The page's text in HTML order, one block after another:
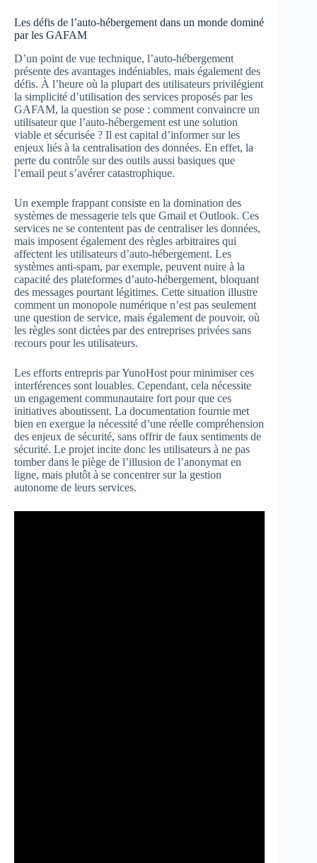
Les défis de l’auto-hébergement dans un monde dominé
par les GAFAM
D’un point de vue technique, l’auto-hébergement
présente des avantages indéniables, mais également des
défis. À l’heure où la plupart des utilisateurs privilégient
la simplicité d’utilisation des services proposés par les
GAFAM, la question se pose : comment convaincre un
utilisateur que l’auto-hébergement est une solution
viable et sécurisée ? Il est capital d’informer sur les
enjeux liés à la centralisation des données. En effet, la
perte du contrôle sur des outils aussi basiques que
l’email peut s’avérer catastrophique.
Un exemple frappant consiste en la domination des
systèmes de messagerie tels que Gmail et Outlook. Ces
services ne se contentent pas de centraliser les données,
mais imposent également des règles arbitraires qui
affectent les utilisateurs d’auto-hébergement. Les
systèmes anti-spam, par exemple, peuvent nuire à la
capacité des plateformes d’auto-hébergement, bloquant
des messages pourtant légitimes. Cette situation illustre
comment un monopole numérique n’est pas seulement
une question de service, mais également de pouvoir, où
les règles sont dictées par des entreprises privées sans
recours pour les utilisateurs.
Les efforts entrepris par YunoHost pour minimiser ces
interférences sont louables. Cependant, cela nécessite
un engagement communautaire fort pour que ces
initiatives aboutissent. La documentation fournie met
bien en exergue la nécessité d’une réelle compréhension
des enjeux de sécurité, sans offrir de faux sentiments de
sécurité. Le projet incite donc les utilisateurs à ne pas
tomber dans le piège de l’illusion de l’anonymat en
ligne, mais plutôt à se concentrer sur la gestion
autonome de leurs services.